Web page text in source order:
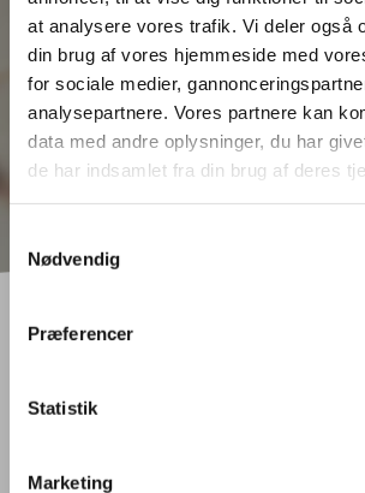
at analysere vores trafik. Vi deler også
din brug af vores hjemmeside med
for sociale medier,
analysepartnere. Vores partnere kan
data med andre oplysninger, du har
de har indsamlet fra din brug af deres
Nødvendig
Præferencer
Statistik
Marketing
økonomi
Hvad er